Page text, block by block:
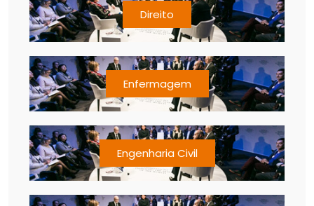
Direito
Enfermagem
Engenharia Civil